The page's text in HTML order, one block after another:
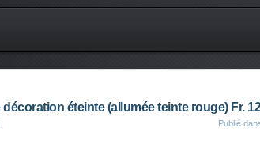
éteinte (allumée teinte rouge) Fr.
Publié